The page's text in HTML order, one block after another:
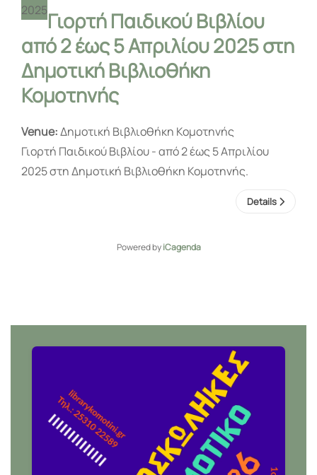
2025Γιορτή Παιδικού Βιβλίου
από 2 έως 5 Απριλίου 2025 στη
Δημοτική Βιβλιοθήκη
Κομοτηνής
Venue:Δημοτική Βιβλιοθήκη Κομοτηνής
Γιορτή Παιδικού Βιβλίου - από 2 έως 5 Απριλίου
2025 στη Δημοτική Βιβλιοθήκη Κομοτηνής.
Details
Powered byiCagenda